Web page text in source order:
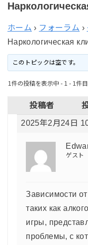
ホーム › フォーラム ›
Наркологическая
このトピックは空です。
1件の投稿を表示中 - 1 - 1件
投稿者
2025年2月24日
ゲスト
Зависимости
таких как
игры,
проблемы, с